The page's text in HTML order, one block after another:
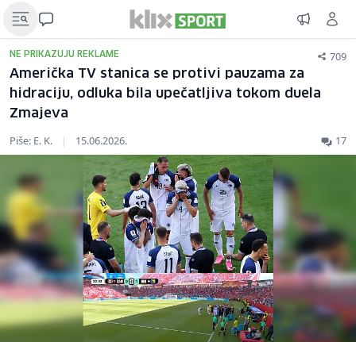
NE PRIKAZUJU REKLAME 709
Američka TV stanica se protivi pauzama za
hidraciju, odluka bila upečatljiva tokom duela
Zmajeva
Piše: E. K. | 15.06.2026. 17